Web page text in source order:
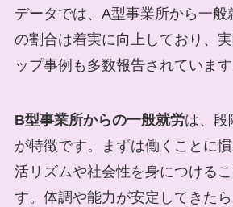
データでは、A型事業所から一般
の割合は着実に向上しており、
ップ事例も多数報告されています
B型事業所からの一般就労は、段
が特徴です。まずは働くことに
活リズムや社会性を身につける
す。体調や能力が安定してきた